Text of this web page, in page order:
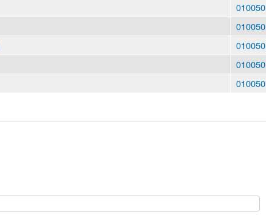
010050
010050
010050
010050
010050